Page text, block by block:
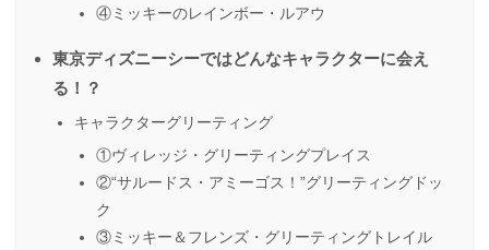
④ミッキーのレインボー・ルアウ
東京ディズニーシーではどんなキャラクターに会え
る！？
キャラクターグリーティング
①ヴィレッジ・グリーティングプレイス
②“サルードス・アミーゴス！”グリーティングドッ
ク
③ミッキー＆フレンズ・グリーティングトレイル